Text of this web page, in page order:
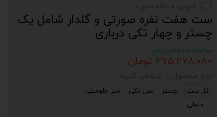
ست هفت نفره صورتی و گلدار شامل یک
چستر و چهار تکی درباری
۲۸۹,۷۶۶,۴۰۰ تومان
۲۷۵,۲۷۸,۰۸۰ تومان
کل ست چستر مبل تکی
میز جلومبلی
عسلی
افزودن به علاقه مندی ها